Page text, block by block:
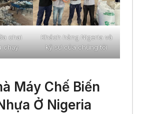
chai
chạy
Khách hàng Nigeria và
kỹ sư của chúng tôi
Máy Chế Biến
Ở Nigeria